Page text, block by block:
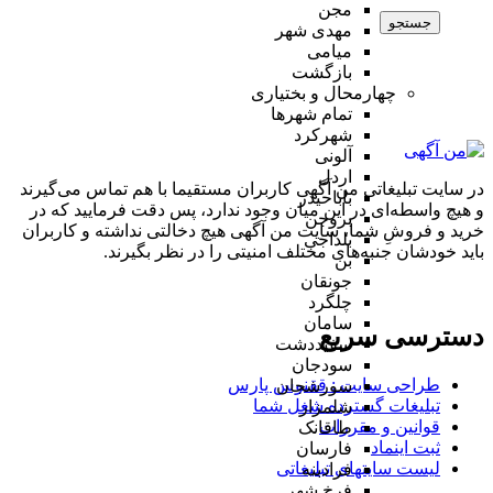
مجن
مهدی شهر
میامی
بازگشت
چهارمحال و بختیاری
تمام شهر‌ها
شهرکرد
آلونی
اردل
باباحیدر
بروجن
بلداجی
بن
جونقان
چلگرد
سامان
سفیددشت
سودجان
سورشجان
شلمزار
طاقانک
فارسان
فرادبنه
جستجو
در سایت تبلیغاتی من آگهی کاربران مستقیما با هم تماس می‌گیرند
و هیچ واسطه‌ای در این میان وجود ندارد، پس دقت فرمایید که در
خرید و فروشِ شما، سایت من آگهی هیچ دخالتی نداشته و کاربران
باید خودشان جنبه‌های مختلف امنیتی را در نظر بگیرند.
دسترسی سریع
طراحی سایت :‌ ققنوس پارس
تبلیغات گسترده شغل شما
قوانین و مقررات
ثبت اینماد
لیست سایتهای تبلیغاتی